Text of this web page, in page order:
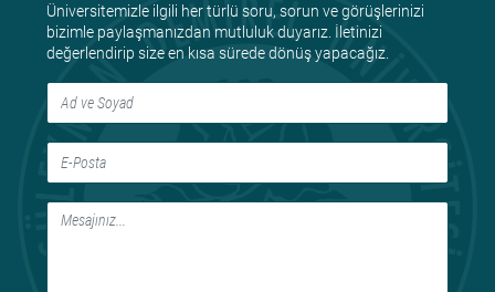
Üniversitemizle ilgili her türlü soru, sorun ve görüşlerinizi
bizimle paylaşmanızdan mutluluk duyarız. İletinizi
değerlendirip size en kısa sürede dönüş yapacağız.